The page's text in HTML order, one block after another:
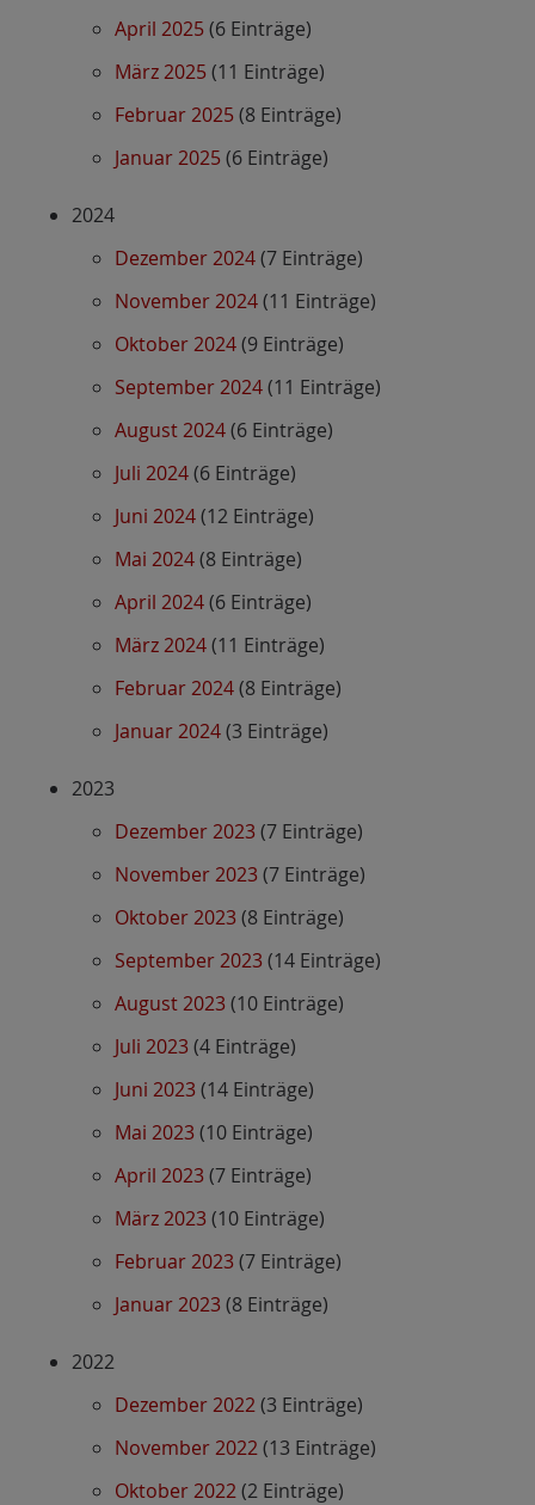
April 2025(6 Einträge)
März 2025(11 Einträge)
Februar 2025(8 Einträge)
Januar 2025(6 Einträge)
2024
Dezember 2024(7 Einträge)
November 2024(11 Einträge)
Oktober 2024(9 Einträge)
September 2024(11 Einträge)
August 2024(6 Einträge)
Juli 2024(6 Einträge)
Juni 2024(12 Einträge)
Mai 2024(8 Einträge)
April 2024(6 Einträge)
März 2024(11 Einträge)
Februar 2024(8 Einträge)
Januar 2024(3 Einträge)
2023
Dezember 2023(7 Einträge)
November 2023(7 Einträge)
Oktober 2023(8 Einträge)
September 2023(14 Einträge)
August 2023(10 Einträge)
Juli 2023(4 Einträge)
Juni 2023(14 Einträge)
Mai 2023(10 Einträge)
April 2023(7 Einträge)
März 2023(10 Einträge)
Februar 2023(7 Einträge)
Januar 2023(8 Einträge)
2022
Dezember 2022(3 Einträge)
November 2022(13 Einträge)
Oktober 2022(2 Einträge)